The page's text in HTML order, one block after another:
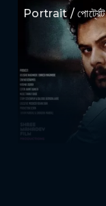
Portrait / পোর্ট্রেট